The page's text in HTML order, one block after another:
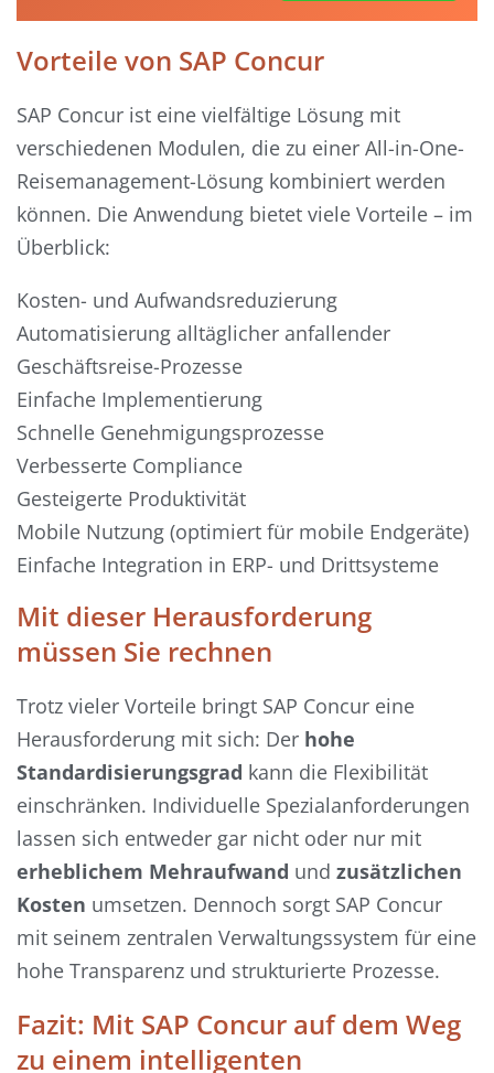
Vorteile von SAP Concur
SAP Concur ist eine vielfältige Lösung mit
verschiedenen Modulen, die zu einer All-in-One-
Reisemanagement-Lösung kombiniert werden
können. Die Anwendung bietet viele Vorteile – im
Überblick:
Kosten- und Aufwandsreduzierung
Automatisierung alltäglicher anfallender
Geschäftsreise-Prozesse
Einfache Implementierung
Schnelle Genehmigungsprozesse
Verbesserte Compliance
Gesteigerte Produktivität
Mobile Nutzung (optimiert für mobile Endgeräte)
Einfache Integration in ERP- und Drittsysteme
Mit dieser Herausforderung
müssen Sie rechnen
Trotz vieler Vorteile bringt SAP Concur eine
Herausforderung mit sich: Der hohe
Standardisierungsgrad kann die Flexibilität
einschränken. Individuelle Spezialanforderungen
lassen sich entweder gar nicht oder nur mit
erheblichem Mehraufwand und zusätzlichen
Kosten umsetzen. Dennoch sorgt SAP Concur
mit seinem zentralen Verwaltungssystem für eine
hohe Transparenz und strukturierte Prozesse.
Fazit: Mit SAP Concur auf dem Weg
zu einem intelligenten